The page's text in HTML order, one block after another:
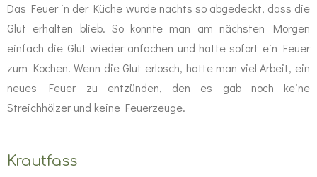
Das Feuer in der Küche wurde nachts so abgedeckt, dass die
Glut erhalten blieb. So konnte man am nächsten Morgen
einfach die Glut wieder anfachen und hatte sofort ein Feuer
zum Kochen. Wenn die Glut erlosch, hatte man viel Arbeit, ein
neues Feuer zu entzünden, den es gab noch keine
Streichhölzer und keine Feuerzeuge.
Krautfass